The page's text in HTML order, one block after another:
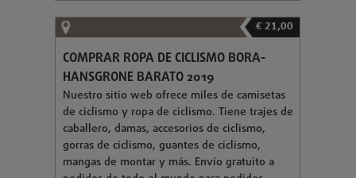
€ 21,00
COMPRAR ROPA DE CICLISMO BORA-
HANSGRONE BARATO 2019
Nuestro sitio web ofrece miles de camisetas
de ciclismo y ropa de ciclismo. Tiene trajes de
caballero, damas, accesorios de ciclismo,
gorras de ciclismo, guantes de ciclismo,
mangas de montar y más. Envío gratuito a